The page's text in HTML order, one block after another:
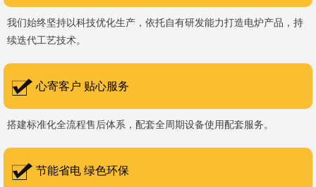
盟CE认证。 公司凭借技术积累与产品优势，获得多项官方资质
认定：高新 技术企业、科技型中小企业、洛阳市企业研发中心（证
书编号：202207080）、河南省专精特新企业。 我们坚持以
科技促生产，以质量创品牌，以品牌创市场的战略发展，实现科学化
国内外新老客户前来参观洽谈，让我们携手，合作共赢，共创新未
来！洛阳新安工厂视频洛阳高新工厂视频
我们始终坚持以科技优化生产，依托自有研发能力打造电炉产品，持
续迭代工艺技术。
心寄客户 贴心服务
搭建标准化全流程售后体系，配套全周期设备使用配套服务。
节能省电 绿色环保